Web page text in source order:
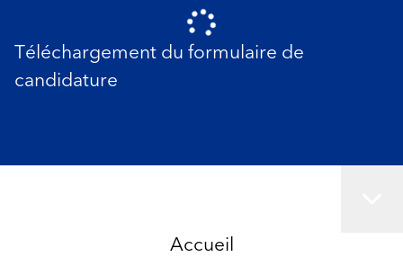
Téléchargement du formulaire de
candidature
Accueil